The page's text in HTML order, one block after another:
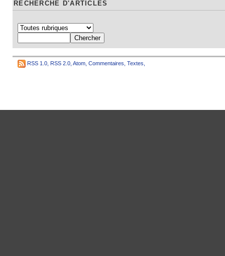
RECHERCHE D'ARTICLES
RSS 1.0 RSS 2.0 Atom Commentaires Textes